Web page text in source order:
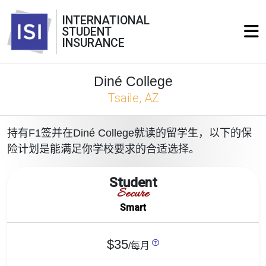
INTERNATIONAL
STUDENT
INSURANCE
Diné College
Tsaile, AZ
持有F1签并在Diné College就读的留学生，以下的保
险计划是能满足你学校要求的合适选择。
Student
Secure
Smart
$35/每月